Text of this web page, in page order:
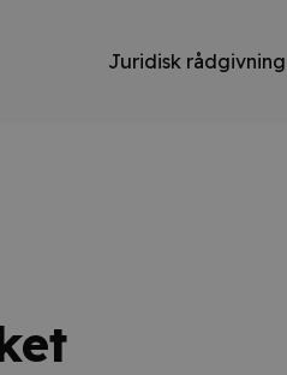
Juridisk rådgivning